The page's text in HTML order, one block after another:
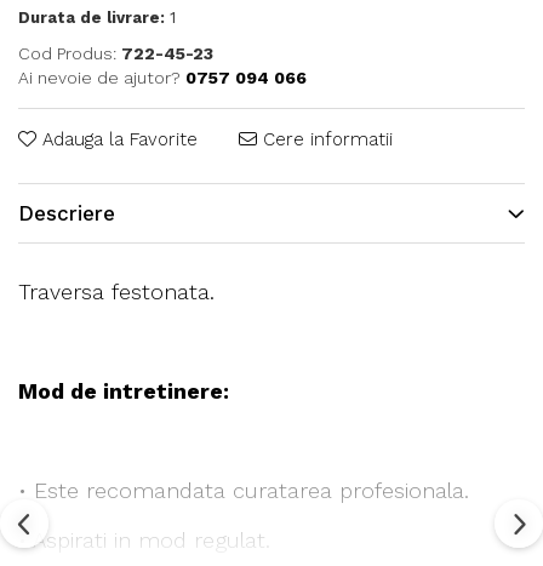
Durata de livrare: 1
Cod Produs: 722-45-23
Ai nevoie de ajutor? 0757 094 066
Adauga la Favorite Cere informatii
Descriere
Traversa festonata.
Mod de intretinere:
• Este recomandata curatarea profesionala.
• Aspirati in mod regulat.